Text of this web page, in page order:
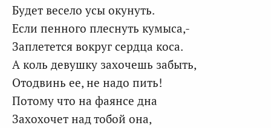
Будет весело усы окунуть.
Если пенного плеснуть кумыса,-
Заплетется вокруг сердца коса.
А коль девушку захочешь забыть,
Отодвинь ее, не надо пить!
Потому что на фаянсе дна
Захохочет над тобой она,